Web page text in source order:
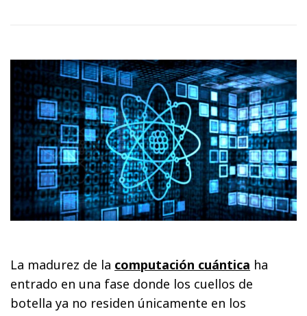
La madurez de la computación cuántica ha
entrado en una fase donde los cuellos de
botella ya no residen únicamente en los